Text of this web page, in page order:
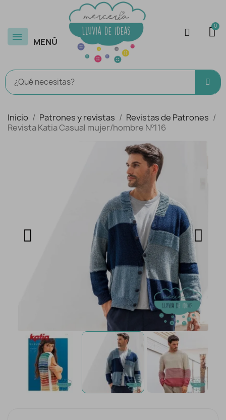
MENÚ
Inicio Patrones y revistas
Revistas de Patrones
Revista Katia Casual mujer/hombre Nº116